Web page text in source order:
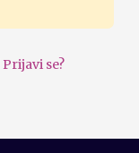
Prijavi se?